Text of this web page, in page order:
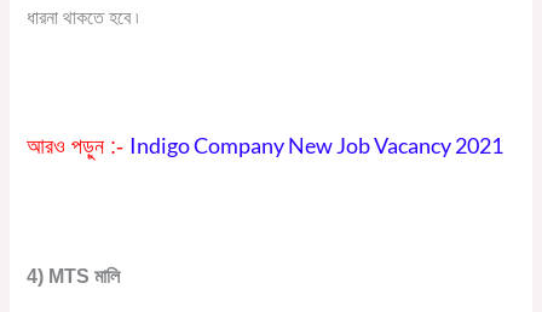
ধারনা থাকতে হবে ৷
আরও পড়ুন :- Indigo Company New Job Vacancy 2021
4) MTS মালি